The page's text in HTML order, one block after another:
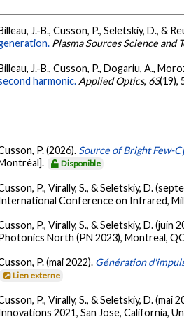
J.-B., Cusson, P., Seletskiy, D., &
Plasma Sources Science and
J.-B., Cusson, P., Dogariu, A.,
harmonic. Applied Optics, 63(19),
P. (2026). Source of Bright Few-
Disponible
P., Virally, S., & Seletskiy, D.
Conference on Infrared,
P., Virally, S., & Seletskiy, D. (juin
North (PN 2023), Montreal,
P. (mai 2022). Génération
Lien externe
P., Virally, S., & Seletskiy, D. (mai
2021, San Jose, California,